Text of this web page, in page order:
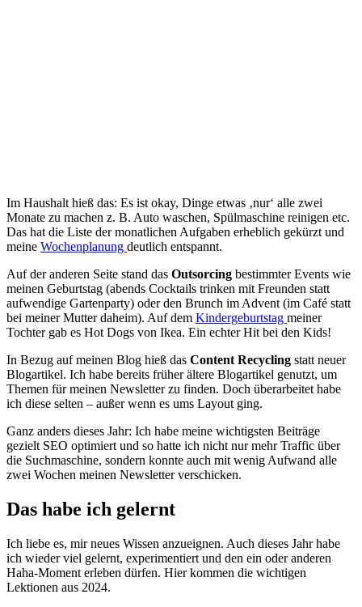
Im Haushalt hieß das: Es ist okay, Dinge etwas ‚nur‘ alle zwei
Monate zu machen z. B. Auto waschen, Spülmaschine reinigen etc.
Das hat die Liste der monatlichen Aufgaben erheblich gekürzt und
meine Wochenplanung deutlich entspannt.
Auf der anderen Seite stand das Outsorcing bestimmter Events wie
meinen Geburtstag (abends Cocktails trinken mit Freunden statt
aufwendige Gartenparty) oder den Brunch im Advent (im Café statt
bei meiner Mutter daheim). Auf dem Kindergeburtstag meiner
Tochter gab es Hot Dogs von Ikea. Ein echter Hit bei den Kids!
In Bezug auf meinen Blog hieß das Content Recycling statt neuer
Blogartikel. Ich habe bereits früher ältere Blogartikel genutzt, um
Themen für meinen Newsletter zu finden. Doch überarbeitet habe
ich diese selten – außer wenn es ums Layout ging.
Ganz anders dieses Jahr: Ich habe meine wichtigsten Beiträge
gezielt SEO optimiert und so hatte ich nicht nur mehr Traffic über
die Suchmaschine, sondern konnte auch mit wenig Aufwand alle
zwei Wochen meinen Newsletter verschicken.
Das habe ich gelernt
Ich liebe es, mir neues Wissen anzueignen. Auch dieses Jahr habe
ich wieder viel gelernt, experimentiert und den ein oder anderen
Haha-Moment erleben dürfen. Hier kommen die wichtigen
Lektionen aus 2024.